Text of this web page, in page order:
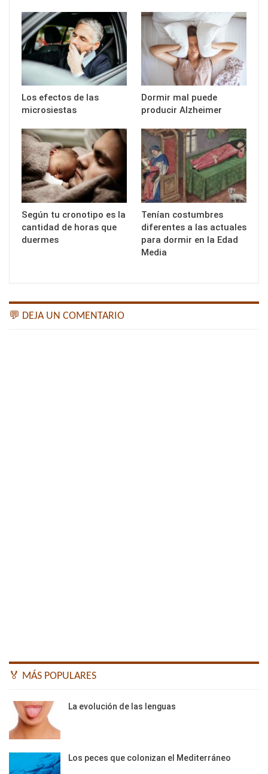
Los efectos de las
microsiestas
Dormir mal puede
producir Alzheimer
Según tu cronotipo es la
cantidad de horas que
duermes
Tenían costumbres
diferentes a las actuales
para dormir en la Edad
Media
💬 DEJA UN COMENTARIO
🏅 MÁS POPULARES
La evolución de las lenguas
Los peces que colonizan el Mediterráneo